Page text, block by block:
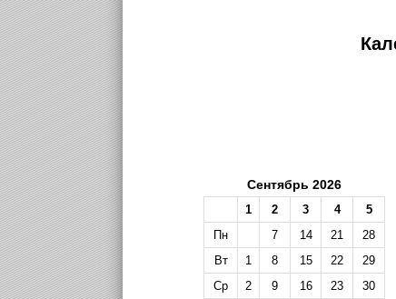
Сентябрь 2026
1 2 3 4
5
Пн
7 14 21
28
Вт
1 8 15 22
29
Ср
2 9 16 23
30